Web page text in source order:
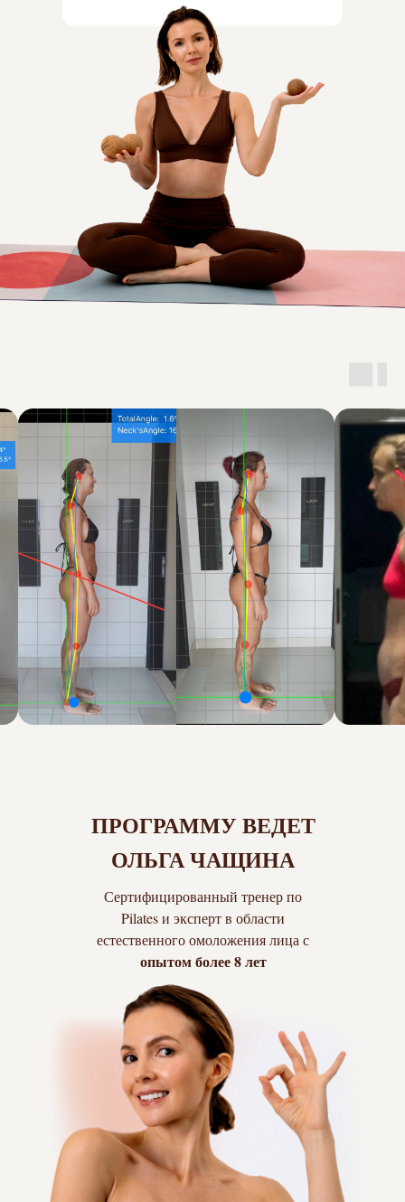
ПРОГРАММУ ВЕДЕТ
ОЛЬГА ЧАЩИНА
Сертифицированный тренер по
Pilates и эксперт в области
естественного омоложения лица с
опытом более 8 лет
ЗАНЯТЬ МЕСТО НА КУРСЕ
7 990
БАЗОВЫЙ
тариф 1
СЕБЯ ТАРИФ
ДОСТУП СРАЗУ ПОСЛЕ
Доступ к курсу «Осанка и живот»
Длительность доступа 1 месяц
Чат поддержки с Ольгой
Бонус: 1 месяц участия в
закрытом Клубе "лицо и тело"
(стоимость
2490₽— бесплатно)